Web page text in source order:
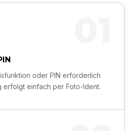
oder PIN erforderlich
einfach per Foto-Ident.